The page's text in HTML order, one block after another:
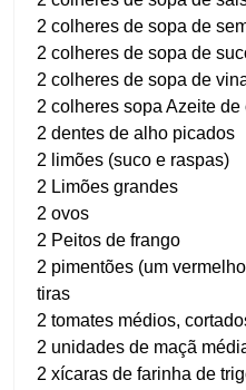
2 colheres de sopa de
2 colheres de sopa de
2 colheres de sopa de
2 colheres sopa Azeite de
2 dentes de alho picados
2 limões (suco e raspas)
2 Limões grandes
2 ovos
2 Peitos de frango
2 pimentões (um
tiras
2 tomates médios,
2 unidades de maçã
2 xícaras de farinha de